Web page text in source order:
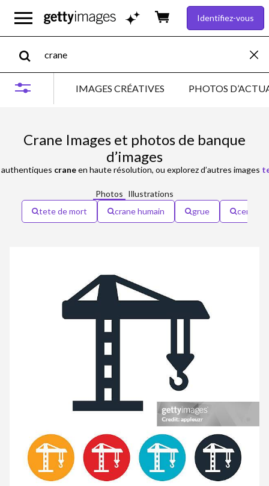
Identifiez-vous
IMAGES CRÉATIVES PHOTOS
Crane Images et photos de banque
d’images
authentiques craneen haute résolution, ou explorez d’autres images
Photos Illustrations
tete de mort
crane humain grue cerveau